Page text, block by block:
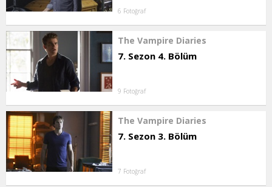
6 Fotoğraf
The Vampire Diaries
7. Sezon 4. Bölüm
9 Fotoğraf
The Vampire Diaries
7. Sezon 3. Bölüm
7 Fotoğraf